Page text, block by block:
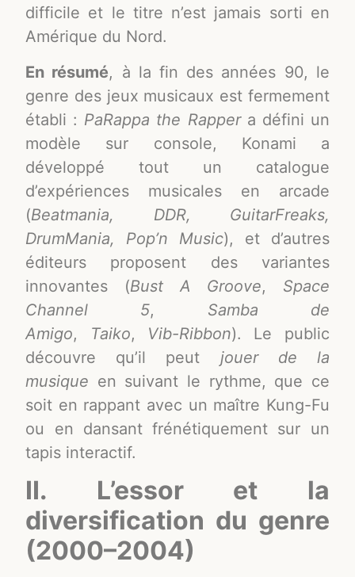
difficile et le titre n’est jamais sorti en
Amérique du Nord.
En résumé, à la fin des années 90, le
genre des jeux musicaux est fermement
établi : PaRappa the Rappera défini un
modèle sur console, Konami a
développé tout un catalogue
d’expériences musicales en arcade
(Beatmania, DDR, GuitarFreaks,
DrumMania, Pop’n Music), et d’autres
éditeurs proposent des variantes
innovantes (Bust A Groove, Space
Channel 5, Samba de
Amigo, Taiko, Vib-Ribbon). Le public
découvre qu’il peut jouer de la
musique en suivant le rythme, que ce
soit en rappant avec un maître Kung-Fu
ou en dansant frénétiquement sur un
tapis interactif.
II. L’essor et la
diversification du genre
(2000–2004)